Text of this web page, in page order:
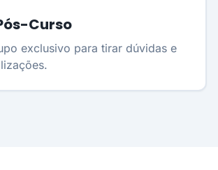
Curso
exclusivo para tirar dúvidas e